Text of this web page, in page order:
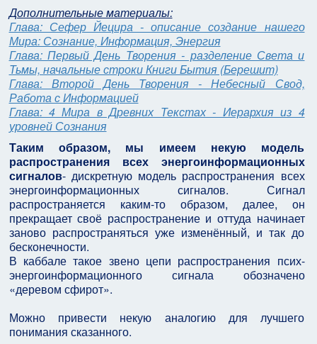
Дополнительные материалы:
Глава: Сефер Йецира - описание создание нашего
Мира: Сознание, Информация, Энергия
Глава: Первый День Творения - разделение Света и
Тьмы, начальные строки Книги Бытия (Берешит)
Глава: Второй День Творения - Небесный Свод,
Работа с Информацией
Глава: 4 Мира в Древних Текстах - Иерархия из 4
уровней Сознания
Таким образом, мы имеем некую модель
распространения всех энергоинформационных
сигналов- дискретную модель распространения всех
энергоинформационных сигналов. Сигнал
распространяется каким-то образом, далее, он
прекращает своё распространение и оттуда начинает
заново распространяться уже изменённый, и так до
бесконечности.
В каббале такое звено цепи распространения псих-
энергоинформационного сигнала обозначено
«деревом сфирот».
Можно привести некую аналогию для лучшего
понимания сказанного.